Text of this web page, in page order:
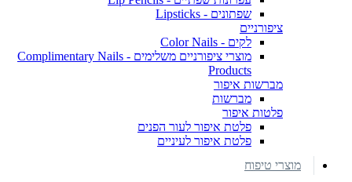
שפתונים - Lipsticks
ציפורניים
לקים - Color Nails
מוצרי ציפורניים משלימים - Complimentary Nails
Products
מברשות איפור
מברשות
פלטות איפור
פלטת איפור לעור הפנים
פלטת איפור לעיניים
מוצרי טיפוח